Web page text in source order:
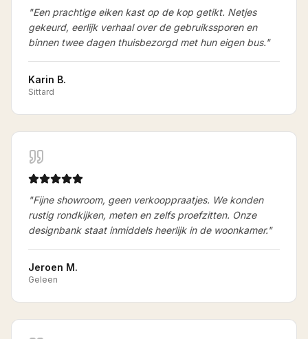
"Een prachtige eiken kast op de kop getikt. Netjes
gekeurd, eerlijk verhaal over de gebruikssporen en
binnen twee dagen thuisbezorgd met hun eigen bus."
Karin B.
Sittard
"Fijne showroom, geen verkooppraatjes. We konden
rustig rondkijken, meten en zelfs proefzitten. Onze
designbank staat inmiddels heerlijk in de woonkamer."
Jeroen M.
Geleen